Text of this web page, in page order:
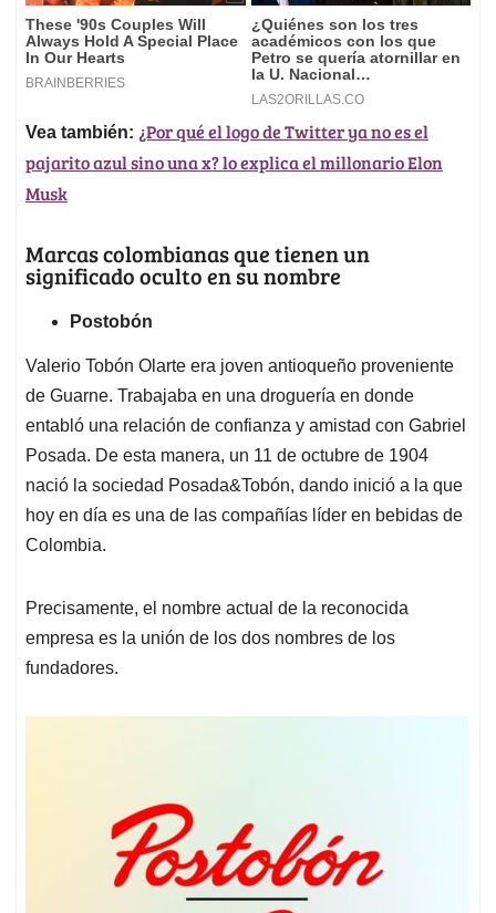
Vea también: ¿Por qué el logo de Twitter ya no es el
pajarito azul sino una x? lo explica el millonario Elon
Musk
Marcas colombianas que tienen un
significado oculto en su nombre
Postobón
Valerio Tobón Olarte era joven antioqueño proveniente
de Guarne. Trabajaba en una droguería en donde
entabló una relación de confianza y amistad con Gabriel
Posada. De esta manera, un 11 de octubre de 1904
nació la sociedad Posada&Tobón, dando inició a la que
hoy en día es una de las compañías líder en bebidas de
Colombia.
Precisamente, el nombre actual de la reconocida
empresa es la unión de los dos nombres de los
fundadores.